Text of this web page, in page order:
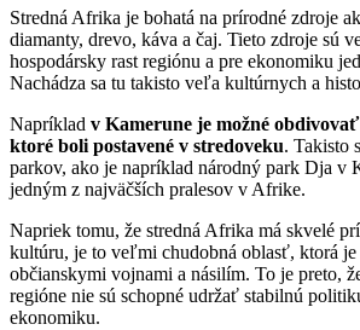
Stredná Afrika je bohatá na prírodné zdroje
diamanty, drevo, káva a čaj. Tieto zdroje sú
hospodársky rast regiónu a pre ekonomiku
Nachádza sa tu takisto veľa kultúrnych a
Napríklad v Kamerune je možné
ktoré boli postavené v stredoveku. Takisto
parkov, ako je napríklad národný park Dja v
jedným z najväčších pralesov v Afrike.
Napriek tomu, že stredná Afrika má skvelé
kultúru, je to veľmi chudobná oblasť, ktorá je
občianskymi vojnami a násilím. To je preto,
regióne nie sú schopné udržať stabilnú
ekonomiku.